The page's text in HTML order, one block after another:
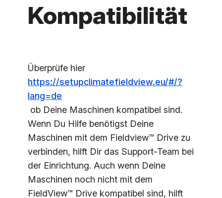
Kompatibilität
Überprüfe hier
https://setupclimatefieldview.eu/#/?
lang=de
ob Deine Maschinen kompatibel sind.
Wenn Du Hilfe benötigst Deine
Maschinen mit dem Fieldview™ Drive zu
verbinden, hilft Dir das Support-Team bei
der Einrichtung. Auch wenn Deine
Maschinen noch nicht mit dem
FieldView™ Drive kompatibel sind, hilft